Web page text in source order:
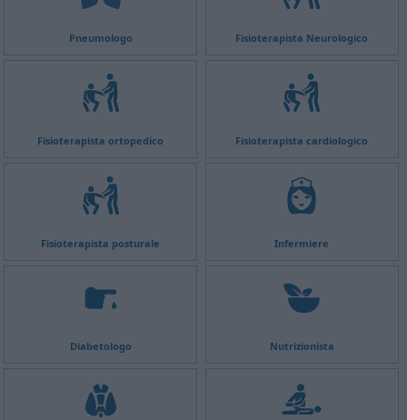
Pneumologo Fisioterapista Neurologico
Fisioterapista ortopedico Fisioterapista cardiologico
Fisioterapista posturale Infermiere
Diabetologo Nutrizionista